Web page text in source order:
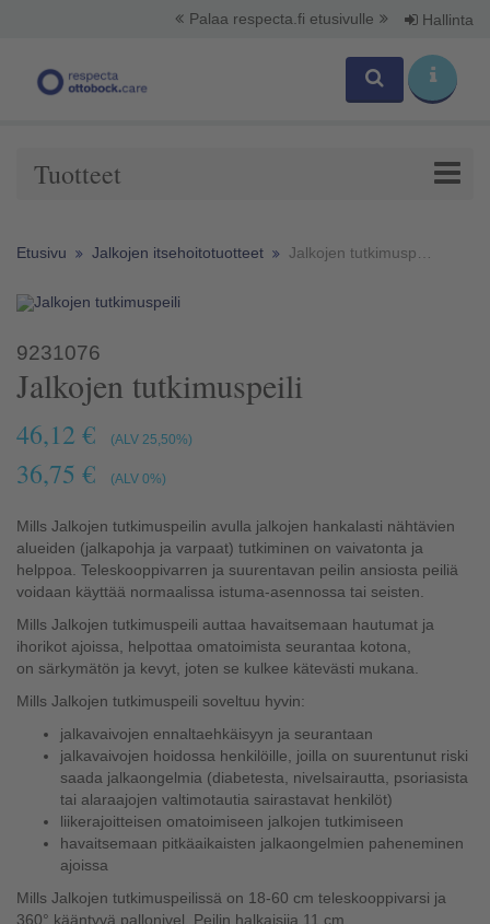
Palaa respecta.fi etusivulle Hallinta
Tuotteet
Etusivu Jalkojen itsehoitotuotteet Jalkojen tutkimuspeili
9231076
Jalkojen tutkimuspeili
46,12 € (ALV 25,50%)
36,75 € (ALV 0%)
Mills Jalkojen tutkimuspeilin avulla jalkojen hankalasti nähtävien
alueiden (jalkapohja ja varpaat) tutkiminen on vaivatonta ja
helppoa. Teleskooppivarren ja suurentavan peilin ansiosta peiliä
voidaan käyttää normaalissa istuma-asennossa tai seisten.
Mills Jalkojen tutkimuspeili auttaa havaitsemaan hautumat ja
ihorikot ajoissa, helpottaa omatoimista seurantaa kotona,
on särkymätön ja kevyt, joten se kulkee kätevästi mukana.
Mills Jalkojen tutkimuspeili soveltuu hyvin:
jalkavaivojen ennaltaehkäisyyn ja seurantaan
jalkavaivojen hoidossa henkilöille, joilla on suurentunut riski
saada jalkaongelmia (diabetesta, nivelsairautta, psoriasista
tai alaraajojen valtimotautia sairastavat henkilöt)
liikerajoitteisen omatoimiseen jalkojen tutkimiseen
havaitsemaan pitkäaikaisten jalkaongelmien paheneminen
ajoissa
Mills Jalkojen tutkimuspeilissä on 18-60 cm teleskooppivarsi ja
360° kääntyvä pallonivel. Peilin halkaisija 11 cm.